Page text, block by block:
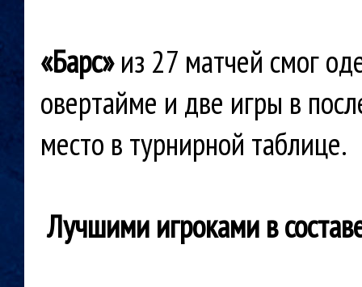
«Барс»из 27 матчей смог
овертайме и две игры в
место в турнирной таблице.
Лучшими игроками в